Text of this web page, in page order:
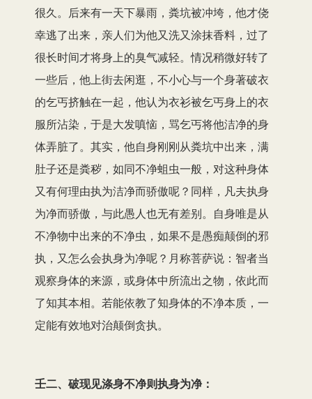
很久。后来有一天下暴雨，粪坑被冲垮，他才侥
幸逃了出来，亲人们为他又洗又涂抹香料，过了
很长时间才将身上的臭气减轻。情况稍微好转了
一些后，他上街去闲逛，不小心与一个身著破衣
的乞丐挤触在一起，他认为衣衫被乞丐身上的衣
服所沾染，于是大发嗔恼，骂乞丐将他洁净的身
体弄脏了。其实，他自身刚刚从粪坑中出来，满
肚子还是粪秽，如同不净蛆虫一般，对这种身体
又有何理由执为洁净而骄傲呢？同样，凡夫执身
为净而骄傲，与此愚人也无有差别。自身唯是从
不净物中出来的不净虫，如果不是愚痴颠倒的邪
执，又怎么会执身为净呢？月称菩萨说：智者当
观察身体的来源，或身体中所流出之物，依此而
了知其本相。若能依教了知身体的不净本质，一
定能有效地对治颠倒贪执。
壬二、破现见涤身不净则执身为净：